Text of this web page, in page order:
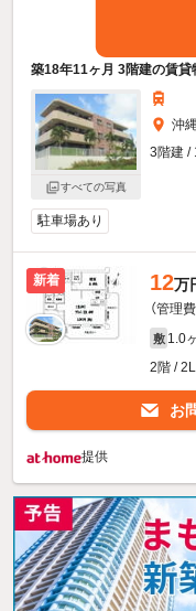
築18年11ヶ月 3階建の賃貸
すべての写真
沖
3階建 /
駐車場あり
新着 12万
（管理
敷 1.0
2階 /
お
提供